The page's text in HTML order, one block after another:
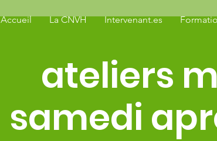
Accueil La CNVH Intervenant.es
ateliers
samedi